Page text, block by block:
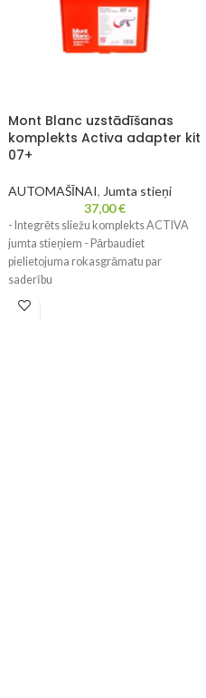
Mont Blanc uzstādīšanas
komplekts Activa adapter kit
07+
AUTOMAŠĪNAI, Jumta stieņi
37,00€
- Integrēts sliežu komplekts ACTIVA
jumta stieņiem - Pārbaudiet
pielietojuma rokasgrāmatu par
saderību
Mont Blanc Activa 07